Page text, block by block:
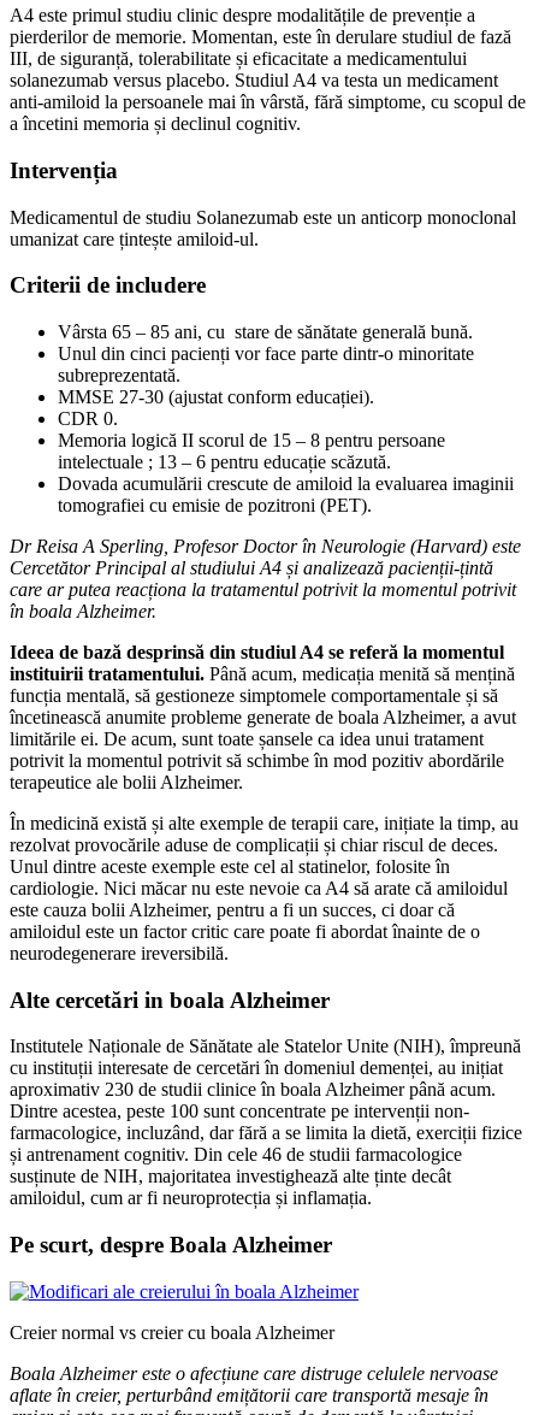
A4 este primul studiu clinic despre modalitățile de prevenție a
pierderilor de memorie. Momentan, este în derulare studiul de fază
III, de siguranță, tolerabilitate și eficacitate a medicamentului
solanezumab versus placebo. Studiul A4 va testa un medicament
anti-amiloid la persoanele mai în vârstă, fără simptome, cu scopul de
a încetini memoria și declinul cognitiv.
Intervenția
Medicamentul de studiu Solanezumab este un anticorp monoclonal
umanizat care țintește amiloid-ul.
Criterii de includere
Vârsta 65 – 85 ani, cu stare de sănătate generală bună.
Unul din cinci pacienți vor face parte dintr-o minoritate
subreprezentată.
MMSE 27-30 (ajustat conform educației).
CDR 0.
Memoria logică II scorul de 15 – 8 pentru persoane
intelectuale ; 13 – 6 pentru educație scăzută.
Dovada acumulării crescute de amiloid la evaluarea imaginii
tomografiei cu emisie de pozitroni (PET).
Dr Reisa A Sperling, Profesor Doctor în Neurologie (Harvard) este
Cercetător Principal al studiului A4 și analizează pacienții-țintă
care ar putea reacționa la tratamentul potrivit la momentul potrivit
în boala Alzheimer.
Ideea de bază desprinsă din studiul A4 se referă la momentul
instituirii tratamentului. Până acum, medicația menită să mențină
funcția mentală, să gestioneze simptomele comportamentale și să
încetinească anumite probleme generate de boala Alzheimer, a avut
limitările ei. De acum, sunt toate șansele ca idea unui tratament
potrivit la momentul potrivit să schimbe în mod pozitiv abordările
terapeutice ale bolii Alzheimer.
În medicină există și alte exemple de terapii care, inițiate la timp, au
rezolvat provocările aduse de complicații și chiar riscul de deces.
Unul dintre aceste exemple este cel al statinelor, folosite în
cardiologie. Nici măcar nu este nevoie ca A4 să arate că amiloidul
este cauza bolii Alzheimer, pentru a fi un succes, ci doar că
amiloidul este un factor critic care poate fi abordat înainte de o
neurodegenerare ireversibilă.
Alte cercetări in boala Alzheimer
Institutele Naționale de Sănătate ale Statelor Unite (NIH), împreună
cu instituții interesate de cercetări în domeniul demenței, au inițiat
aproximativ 230 de studii clinice în boala Alzheimer până acum.
Dintre acestea, peste 100 sunt concentrate pe intervenții non-
farmacologice, incluzând, dar fără a se limita la dietă, exerciții fizice
și antrenament cognitiv. Din cele 46 de studii farmacologice
susținute de NIH, majoritatea investighează alte ținte decât
amiloidul, cum ar fi neuroprotecția și inflamația.
Pe scurt, despre Boala Alzheimer
Creier normal vs creier cu boala Alzheimer
Boala Alzheimer este o afecțiune care distruge celulele nervoase
aflate în creier, perturbând emițătorii care transportă mesaje în